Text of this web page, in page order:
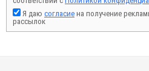
Я даю согласие на получение
рассылок